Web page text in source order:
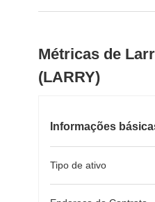
Métricas de
(LARRY)
Informações
Tipo de ativo